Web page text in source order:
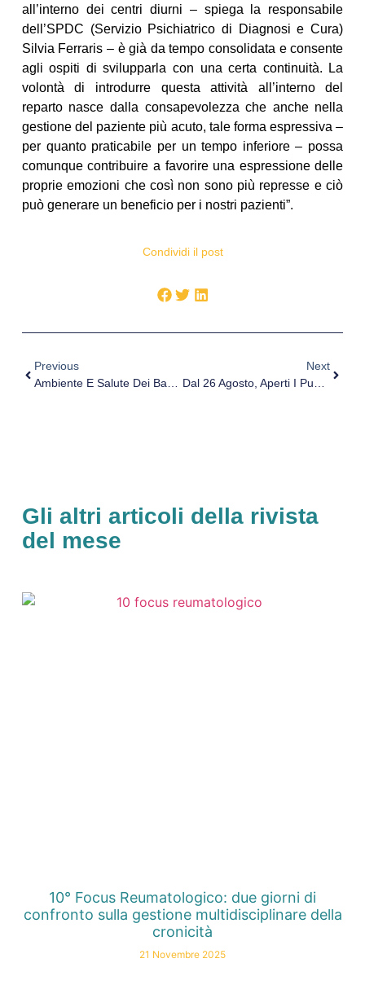
all’interno dei centri diurni – spiega la responsabile
dell’SPDC (Servizio Psichiatrico di Diagnosi e Cura)
Silvia Ferraris – è già da tempo consolidata e consente
agli ospiti di svilupparla con una certa continuità. La
volontà di introdurre questa attività all’interno del
reparto nasce dalla consapevolezza che anche nella
gestione del paziente più acuto, tale forma espressiva –
per quanto praticabile per un tempo inferiore – possa
comunque contribuire a favorire una espressione delle
proprie emozioni che così non sono più represse e ciò
può generare un beneficio per i nostri pazienti”.
Condividi il post
Previous
Ambiente E Salute Dei Bambini: Il 13 Settembre Un Evento Per Le Famiglie A Vercelli
Next
Dal 26 Agosto, Aperti I Punti Di Controllo Micologico Dell’Azienda Usl Di Reggio Emilia
Gli altri articoli della rivista
del mese
10° Focus Reumatologico: due giorni di
confronto sulla gestione multidisciplinare della
cronicità
21 Novembre 2025